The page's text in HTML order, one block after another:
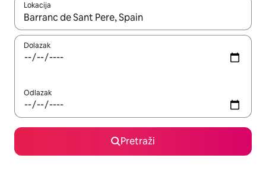
Lokacija
Kada budu dostupni rezultati, moći ćete ih pregledati
Dolazak
Odlazak
Pretraži